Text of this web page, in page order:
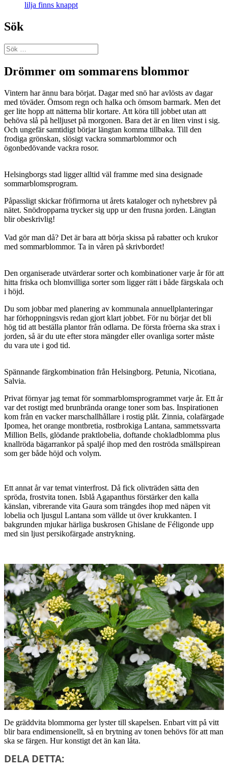
lilja finns knappt
Sök
Sök
efter:
Drömmer om sommarens blommor
Vintern har ännu bara börjat. Dagar med snö har avlösts av dagar
med töväder. Ömsom regn och halka och ömsom barmark. Men det
ger lite hopp att nätterna blir kortare. Att köra till jobbet utan att
behöva slå på helljuset på morgonen. Bara det är en liten vinst i sig.
Och ungefär samtidigt börjar längtan komma tillbaka. Till den
frodiga grönskan, slösigt vackra sommarblommor och
ögonbedövande vackra rosor.
Helsingborgs stad ligger alltid väl framme med sina designade
sommarblomsprogram.
Påpassligt skickar fröfirmorna ut årets kataloger och nyhetsbrev på
nätet. Snödropparna trycker sig upp ur den frusna jorden. Längtan
blir obeskrivlig!
Vad gör man då? Det är bara att börja skissa på rabatter och krukor
med sommarblommor. Ta in våren på skrivbordet!
Den organiserade utvärderar sorter och kombinationer varje år för att
hitta friska och blomvilliga sorter som ligger rätt i både färgskala och
i höjd.
Du som jobbar med planering av kommunala annuellplanteringar
har förhoppningsvis redan gjort klart jobbet. För nu börjar det bli
hög tid att beställa plantor från odlarna. De första fröerna ska strax i
jorden, så är du ute efter stora mängder eller ovanliga sorter måste
du vara ute i god tid.
Spännande färgkombination från Helsingborg. Petunia, Nicotiana,
Salvia.
Privat förnyar jag temat för sommarblomsprogrammet varje år. Ett år
var det rostigt med brunbrända orange toner som bas. Inspirationen
kom från en vacker marschallhållare i rostig plåt. Zinnia, colafärgade
Ipomea, het orange montbretia, rostbrokiga Lantana, sammetssvarta
Million Bells, glödande praktlobelia, doftande chokladblomma plus
knallröda bägarrankor på spaljé ihop med den roströda smällspirean
som ger både höjd och volym.
Ett annat år var temat vinterfrost. Då fick olivträden sätta den
spröda, frostvita tonen. Isblå Agapanthus förstärker den kalla
känslan, vibrerande vita Gaura som trängdes ihop med näpen vit
lobelia och ljusgul Lantana som vällde ut över krukkanten. I
bakgrunden mjukar härliga buskrosen Ghislane de Féligonde upp
med sin ljust persikofärgade anstrykning.
De gräddvita blommorna ger lyster till skapelsen. Enbart vitt på vitt
blir bara endimensionellt, så en brytning av tonen behövs för att man
ska se färgen. Hur konstigt det än kan låta.
DELA DETTA: